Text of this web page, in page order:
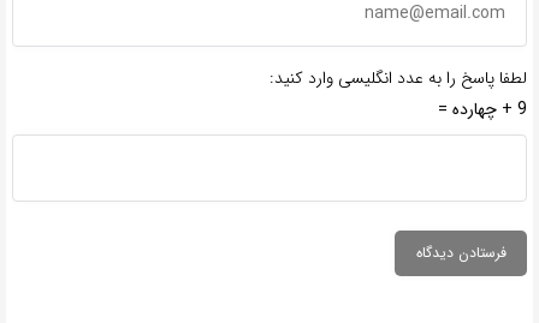
لطفا پاسخ را به عدد انگلیسی وارد کنید:
9 + چهارده =